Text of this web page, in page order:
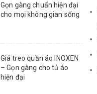
Gọn gàng chuẩn hiện đại
cho mọi không gian sống
Giá treo quần áo INOXEN
– Gọn gàng cho tủ áo
hiện đại